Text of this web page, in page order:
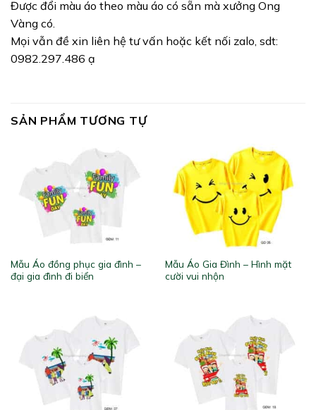
Được đổi màu áo theo màu áo có sẵn mà xưởng Ong
Vàng có.
Mọi vẫn đề xin liên hệ tư vấn hoặc kết nối zalo, sdt:
0982.297.486 ạ
SẢN PHẨM TƯƠNG TỰ
Mẫu Áo đồng phục gia đình –
đại gia đình đi biển
Mẫu Áo Gia Đình – Hình mặt
cười vui nhộn